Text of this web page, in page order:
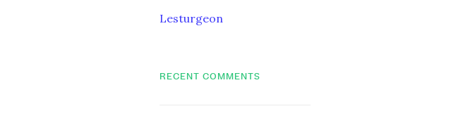
Lesturgeon
RECENT COMMENTS